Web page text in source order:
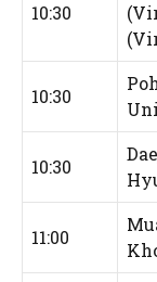
10:30
10:30
10:30
11:00